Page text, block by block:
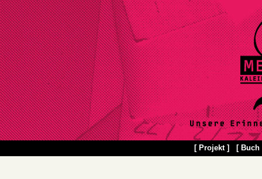
[ Projekt ] [ Buch